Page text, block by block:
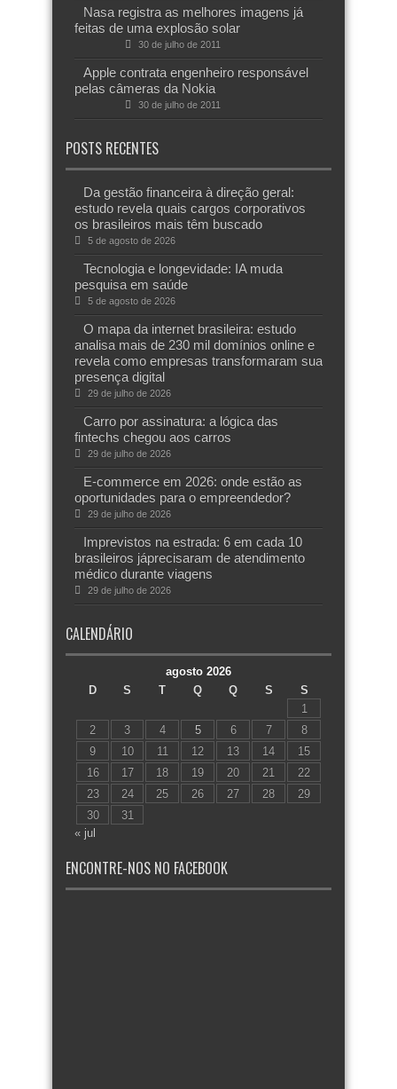
Nasa registra as melhores imagens já
feitas de uma explosão solar
30 de julho de 2011
Apple contrata engenheiro responsável
pelas câmeras da Nokia
30 de julho de 2011
POSTS RECENTES
Da gestão financeira à direção geral:
estudo revela quais cargos corporativos
os brasileiros mais têm buscado
5 de agosto de 2026
Tecnologia e longevidade: IA muda
pesquisa em saúde
5 de agosto de 2026
O mapa da internet brasileira: estudo
analisa mais de 230 mil domínios online e
revela como empresas transformaram sua
presença digital
29 de julho de 2026
Carro por assinatura: a lógica das
fintechs chegou aos carros
29 de julho de 2026
E-commerce em 2026: onde estão as
oportunidades para o empreendedor?
29 de julho de 2026
Imprevistos na estrada: 6 em cada 10
brasileiros jáprecisaram de atendimento
médico durante viagens
29 de julho de 2026
CALENDÁRIO
agosto 2026
D
S T Q Q S
S
1
2
3 4 5 6 7
8
9
10 11 12 13 14
15
16
17 18 19 20 21
22
23
24 25 26 27 28
29
30
31
« jul
ENCONTRE-NOS NO FACEBOOK